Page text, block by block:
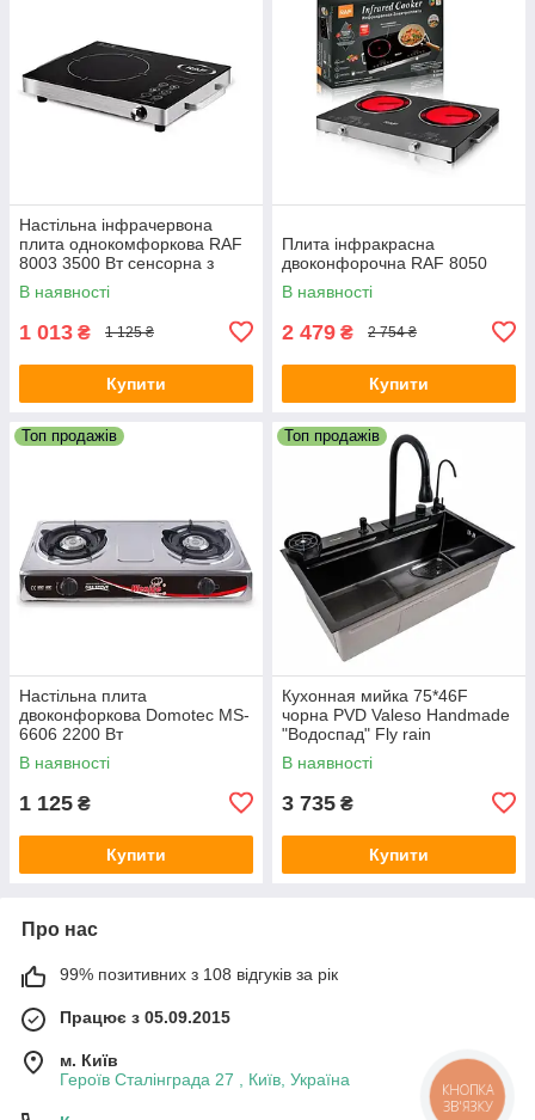
Настільна інфрачервона
плита однокомфоркова RAF
8003 3500 Вт сенсорна з
таймером
В наявності
1 013 ₴ 1 125 ₴
Купити
Плита інфракрасна
двоконфорочна RAF 8050
В наявності
2 479 ₴ 2 754 ₴
Купити
Топ продажів
Настільна плита
двоконфоркова Domotec MS-
6606 2200 Вт
В наявності
1 125 ₴
Купити
Топ продажів
Кухонная мийка 75*46F
чорна PVD Valeso Handmade
"Водоспад" Fly rain
В наявності
3 735 ₴
Купити
Про нас
99% позитивних з 108 відгуків за рік
Працює з 05.09.2015
м. Київ
Героїв Сталінграда 27 , Київ, Україна
КНОПКА
ЗВ'ЯЗКУ